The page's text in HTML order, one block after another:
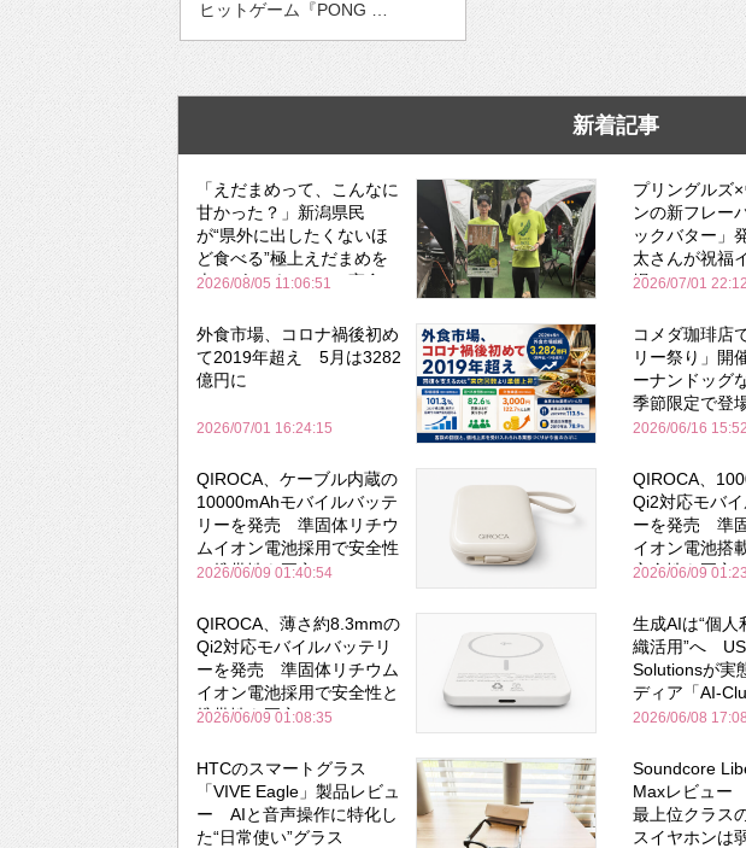
ヒットゲーム『PONG …
新着記事
「えだまめって、こんなに
甘かった？」新潟県民
が“県外に出したくないほ
ど食べる”極上えだまめを
森のビアガーデンで実食
2026/08/05 11:06:51
プリングルズ
ンの新フレー
ックバター
太さんが祝福
場
2026/07/01
外食市場、コロナ禍後初め
て2019年超え 5月は3282
億円に
2026/07/01 16:24:15
コメダ珈琲店
リー祭り」開
ーナンドッグ
季節限定で登
2026/06/16
QIROCA、ケーブル内蔵の
10000mAhモバイルバッテ
リーを発売 準固体リチウ
ムイオン電池採用で安全性
と携帯性を両立
2026/06/09 01:40:54
QIROCA、
Qi2対応モバ
ーを発売 準
イオン電池搭
安全性を両立
2026/06/09
QIROCA、薄さ約8.3mmの
Qi2対応モバイルバッテリ
ーを発売 準固体リチウム
イオン電池採用で安全性と
携帯性を両立
2026/06/09 01:08:35
生成AIは“個人
織活用”へ
Solutionsが実
ディア「AI-
2026/06/08
HTCのスマートグラス
「VIVE Eagle」製品レビュ
ー AIと音声操作に特化し
た“日常使い”グラス
Soundcore
Maxレビュー
最上位クラス
スイヤホンは